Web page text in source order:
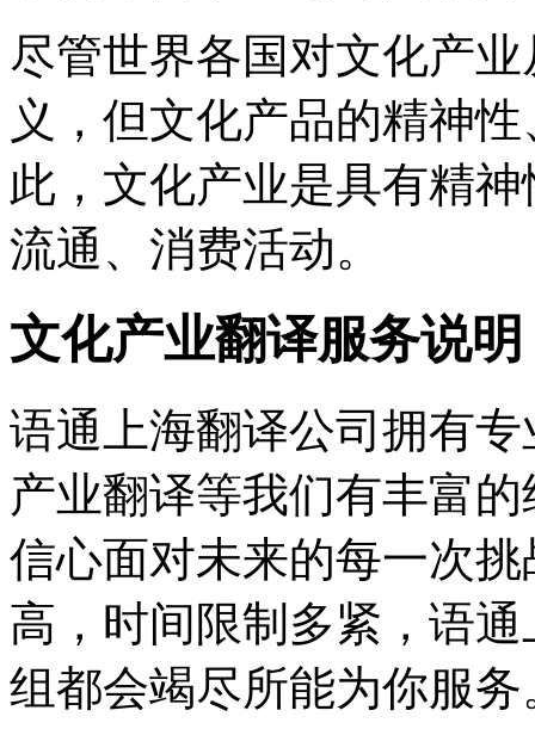
尽管世界各国对文化产
义，但文化产品的精神
此，文化产业是具有精
流通、消费活动。
文化产业翻译服务说明
语通上海翻译公司拥有
产业翻译等我们有丰富
信心面对未来的每一次
高，时间限制多紧，语
组都会竭尽所能为你服务